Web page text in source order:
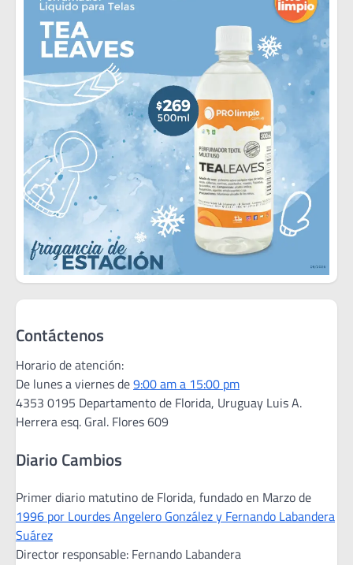
Contáctenos
Horario de atención:
De lunes a viernes de9:00 am a 15:00 pm
4353 0195 Departamento de Florida, Uruguay Luis A.
Herrera esq. Gral. Flores 609
Diario Cambios
Primer diario matutino de Florida, fundado en Marzo de
1996 por Lourdes Angelero González y Fernando Labandera
Suárez
Director responsable: Fernando Labandera